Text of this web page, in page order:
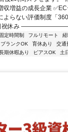
収増益の成長企業
よらない評価制度「
土日祝休み
固定時間制 フルリモート
ブランクOK 育休あり 交通
期休暇あり ピアスOK 土